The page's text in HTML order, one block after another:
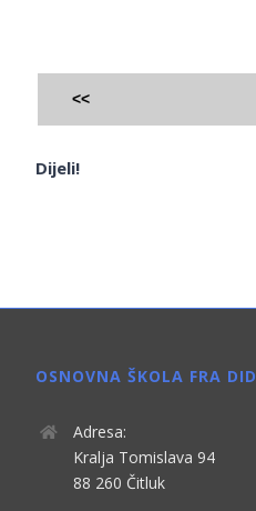
<<
Dijeli!
OSNOVNA ŠKOLA FRA
Adresa:
Kralja Tomislava 94
88 260 Čitluk